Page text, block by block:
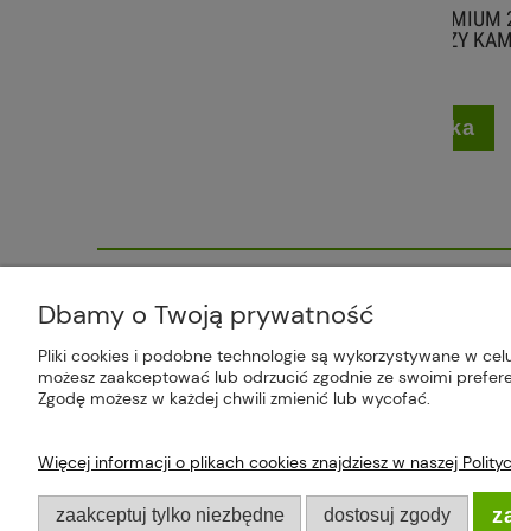
O FIRMIE
O nas
Dbamy o Twoją prywatność
Pliki cookies i podobne technologie są wykorzystywane w
możesz zaakceptować lub odrzucić zgodnie ze swoimi
Zgodę możesz w każdej chwili zmienić lub wycofać.
Więcej informacji o plikach cookies znajdziesz w naszej
zaakceptuj tylko niezbędne dostosuj zgody